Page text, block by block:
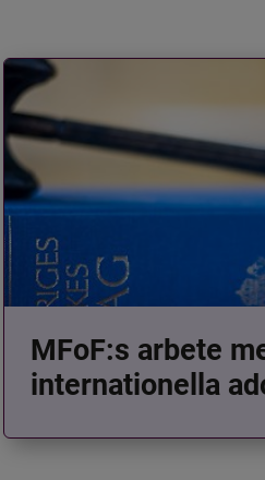
MFoF:s arbete
internationella